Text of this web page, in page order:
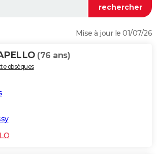
Mise à jour le 01/07/26
(76 ans)
obsèques